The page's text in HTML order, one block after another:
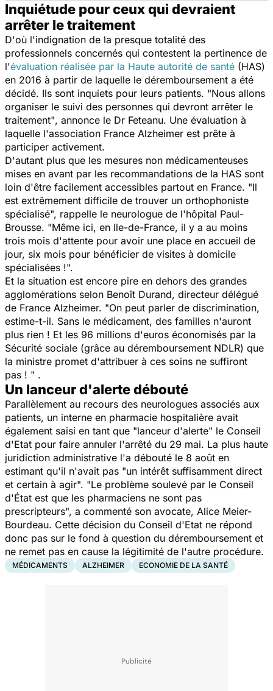
Inquiétude pour ceux qui devraient
arrêter le traitement
D'où l'indignation de la presque totalité des
professionnels concernés qui contestent la pertinence de
l'évaluation réalisée par la Haute autorité de santé (HAS)
en 2016 à partir de laquelle le déremboursement a été
décidé. Ils sont inquiets pour leurs patients. "Nous allons
organiser le suivi des personnes qui devront arrêter le
traitement", annonce le Dr Feteanu. Une évaluation à
laquelle l'association France Alzheimer est prête à
participer activement.
D'autant plus que les mesures non médicamenteuses
mises en avant par les recommandations de la HAS sont
loin d'être facilement accessibles partout en France. "Il
est extrêmement difficile de trouver un orthophoniste
spécialisé", rappelle le neurologue de l'hôpital Paul-
Brousse. "Même ici, en Ile-de-France, il y a au moins
trois mois d'attente pour avoir une place en accueil de
jour, six mois pour bénéficier de visites à domicile
spécialisées !".
Et la situation est encore pire en dehors des grandes
agglomérations selon Benoît Durand, directeur délégué
de France Alzheimer. "On peut parler de discrimination,
estime-t-il. Sans le médicament, des familles n'auront
plus rien ! Et les 96 millions d'euros économisés par la
Sécurité sociale (grâce au déremboursement NDLR) que
la ministre promet d'attribuer à ces soins ne suffiront
pas ! " .
Un lanceur d'alerte débouté
Parallèlement au recours des neurologues associés aux
patients, un interne en pharmacie hospitalière avait
également saisi en tant que "lanceur d'alerte" le Conseil
d'Etat pour faire annuler l'arrêté du 29 mai. La plus haute
juridiction administrative l'a débouté le 8 août en
estimant qu'il n'avait pas "un intérêt suffisamment direct
et certain à agir". "Le problème soulevé par le Conseil
d'État est que les pharmaciens ne sont pas
prescripteurs", a commenté son avocate, Alice Meier-
Bourdeau. Cette décision du Conseil d'Etat ne répond
donc pas sur le fond à question du déremboursement et
ne remet pas en cause la légitimité de l'autre procédure.
MÉDICAMENTS ALZHEIMER ECONOMIE DE LA SANTÉ